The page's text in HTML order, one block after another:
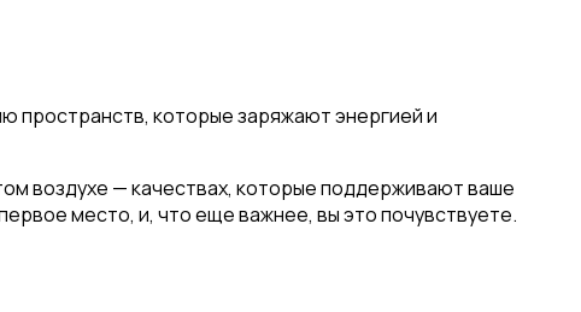
пространств, которые заряжают энергией и
воздухе — качествах, которые поддерживают ваше
место, и, что еще важнее, вы это почувствуете.